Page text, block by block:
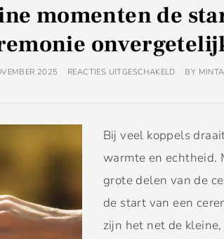
momenten de
2025 REACTIES UITGESCHAKELD BY
Bij veel koppels
warmte en echtheid.
grote delen van de
de start van een
zijn het net de